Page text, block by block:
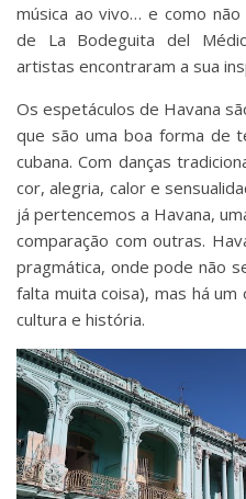
música ao vivo… e como não
de La Bodeguita del
artistas encontraram a sua
Os espetáculos de Havana
que são uma boa forma de
cubana. Com danças
cor, alegria, calor e
já pertencemos a Havana,
comparação com outras.
pragmática, onde pode não
falta muita coisa), mas há
cultura e história.